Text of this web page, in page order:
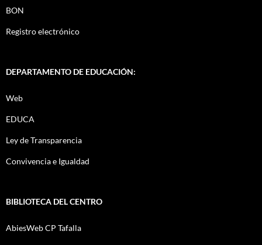
BON
Registro electrónico
DEPARTAMENTO DE EDUCACIÓN:
Web
EDUCA
Ley de Transparencia
Convivencia e Igualdad
BIBLIOTECA DEL CENTRO
AbiesWeb CP Tafalla